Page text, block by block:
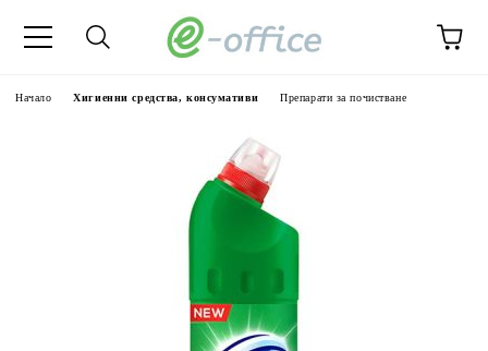
Начало Хигиенни средства, консумативи Препарати за почистване